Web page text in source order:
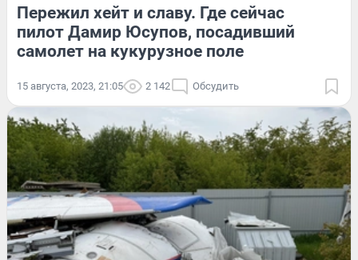
Пережил хейт и славу. Где сейчас
пилот Дамир Юсупов, посадивший
самолет на кукурузное поле
15 августа, 2023, 21:05 2 142 Обсудить